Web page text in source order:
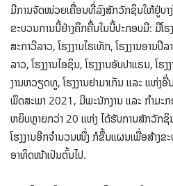
ມີການຈັດໜ່ວຍເຄື່ອນທີ່ລົງສັກວັກຊິນໃຫ້ຢູ່ບາງ
ຂະບວນການນີ້ຢ່າງຄຶກຄື້ນໃນນີ້ປະກອບມີ: ມີໂຮງ
ສະກາວີລາວ, ໂຮງງານໄຮເທັກ, ໂຮງງານອານປີລ
ລາວ, ໂຮງງານໄອຊິນ, ໂຮງງານອັບປາແຣນ, ໂຮ
ງານຫວຽດທູ, ໂຮງງານຢາມາເກັນ ແລະ ແຫ່
ພຶດສະພາ 2021, ມີພະນັກງານ ແລະ ກຳມະ
ຫຍິບຫຼາຍກວ່າ 20 ແຫ່ງ ໄດ້ຮັບການສັກວັກ
ໂຮງງານອີກຈຳນວນໜຶ່ງ ກໍຂຶ້ນແຜນເພື່ອສ້າງ
ອາທິດໜ້າເປັນຕົ້ນໄປ.